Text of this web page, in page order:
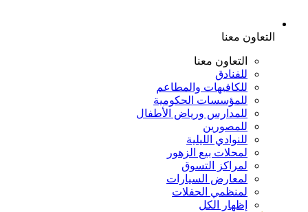
التعاون معنا
التعاون معنا
للفنادق
للكافيهات والمطاعم
للمؤسسات الحكومية
للمدارس ورياض الأطفال
للمصورين
للنوادي الليلية
لمحلات بيع الزهور
لمراكز التسوق
لمعارض السيارات
لمنظمي الحفلات
إظهار الكل